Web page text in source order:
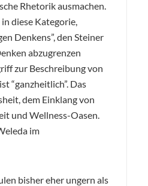
Rhetorik ausmachen.
diese Kategorie,
Denkens”, den Steiner
abzugrenzen
zur Beschreibung von
“ganzheitlich”. Das
dem Einklang von
und Wellness-Oasen.
im
bisher eher ungern als